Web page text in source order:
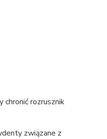
chronić rozrusznik
związane z